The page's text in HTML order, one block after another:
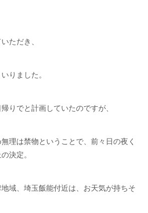
ただき、
りました。
りでと計画していたのですが、
理は禁物ということで、前々日の夜く
決定。
域、埼玉飯能付近は、お天気が持ちそ